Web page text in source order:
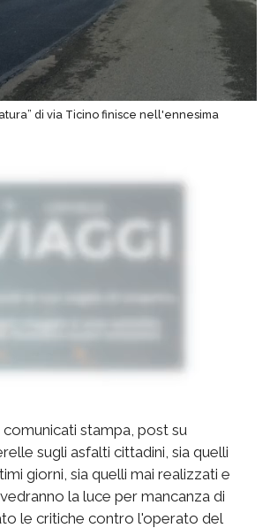
di via Ticino finisce nell'ennesima
stampa, post su
sugli asfalti cittadini, sia quelli
giorni, sia quelli mai realizzati e
la luce per mancanza di
le critiche contro l'operato del